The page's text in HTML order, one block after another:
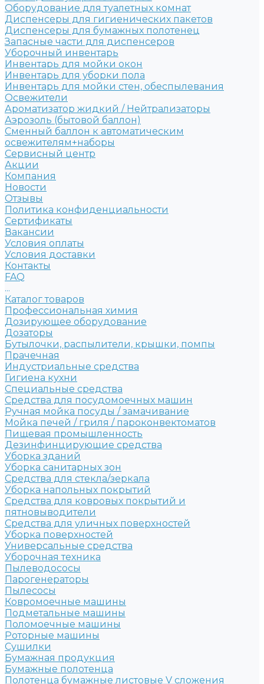
Оборудование для туалетных комнат
Диспенсеры для гигиенических пакетов
Диспенсеры для бумажных полотенец
Запасные части для диспенсеров
Уборочный инвентарь
Инвентарь для мойки окон
Инвентарь для уборки пола
Инвентарь для мойки стен, обеспылевания
Освежители
Ароматизатор жидкий / Нейтрализаторы
Аэрозоль (бытовой баллон)
Сменный баллон к автоматическим
освежителям+наборы
Сервисный центр
Акции
Компания
Новости
Отзывы
Политика конфиденциальности
Сертификаты
Вакансии
Условия оплаты
Условия доставки
Контакты
FAQ
...
Каталог товаров
Профессиональная химия
Дозирующее оборудование
Дозаторы
Бутылочки, распылители, крышки, помпы
Прачечная
Индустриальные средства
Гигиена кухни
Специальные средства
Средства для посудомоечных машин
Ручная мойка посуды / замачивание
Мойка печей / гриля / пароконвектоматов
Пищевая промышленность
Дезинфинцирующие средства
Уборка зданий
Уборка санитарных зон
Средства для стекла/зеркала
Уборка напольных покрытий
Средства для ковровых покрытий и
пятновыводители
Средства для уличных поверхностей
Уборка поверхностей
Универсальные средства
Уборочная техника
Пылеводососы
Парогенераторы
Пылесосы
Ковромоечные машины
Подметальные машины
Поломоечные машины
Роторные машины
Сушилки
Бумажная продукция
Бумажные полотенца
Полотенца бумажные листовые V сложения